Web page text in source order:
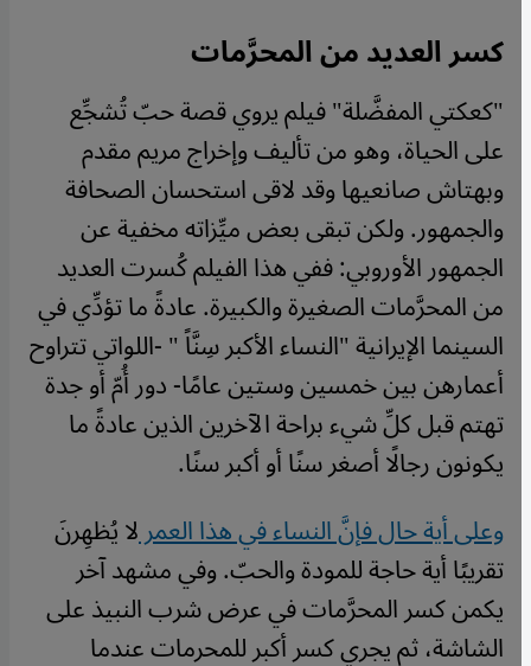
كسر العديد من المحرَّمات
"كعكتي المفضَّلة" فيلم يروي قصة حبّ تُشجِّع
على الحياة، وهو من تأليف وإخراج مريم مقدم
وبهتاش صانعيها وقد لاقى استحسان الصحافة
والجمهور. ولكن تبقى بعض ميِّزاته مخفية عن
الجمهور الأوروبي: ففي هذا الفيلم كُسرت العديد
من المحرَّمات الصغيرة والكبيرة. عادةً ما تؤدِّي في
السينما الإيرانية "النساء الأكبر سِنَّاً " -اللواتي تتراوح
أعمارهن بين خمسين وستين عامًا- دور أُمّ أو جدة
تهتم قبل كلِّ شيء براحة الآخرين الذين عادةً ما
يكونون رجالًا أصغر سنًا أو أكبر سنًا.
وعلى أية حال فإنَّ النساء في هذا العمرلا يُظهِرنَ
تقريبًا أية حاجة للمودة والحبّ. وفي مشهد آخر
يكمن كسر المحرَّمات في عرض شرب النبيذ على
الشاشة، ثم يجري كسر أكبر للمحرمات عندما